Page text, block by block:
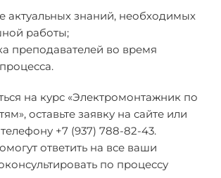
актуальных знаний, необходимых
работы;
преподавателей во время
на курс «Электромонтажник по
оставьте заявку на сайте или
+7 (937) 788-82-43.
ответить на все ваши
по процессу